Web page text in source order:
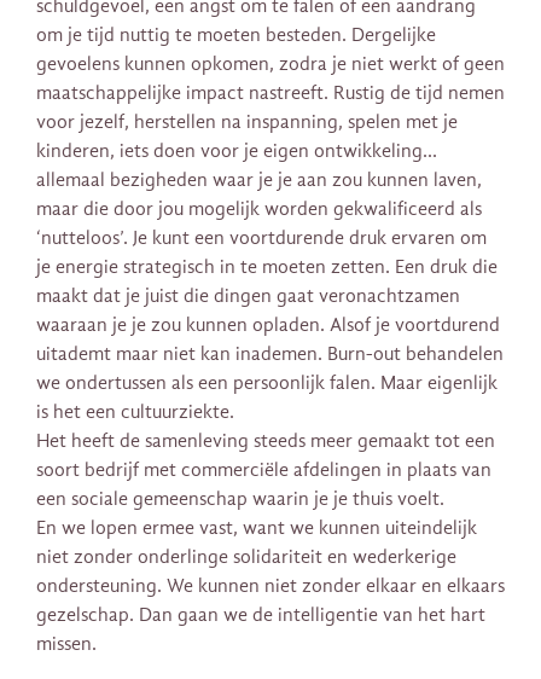
schuldgevoel, een angst om te falen of een aandrang
om je tijd nuttig te moeten besteden. Dergelijke
gevoelens kunnen opkomen, zodra je niet werkt of geen
maatschappelijke impact nastreeft. Rustig de tijd nemen
voor jezelf, herstellen na inspanning, spelen met je
kinderen, iets doen voor je eigen ontwikkeling…
allemaal bezigheden waar je je aan zou kunnen laven,
maar die door jou mogelijk worden gekwalificeerd als
‘nutteloos’. Je kunt een voortdurende druk ervaren om
je energie strategisch in te moeten zetten. Een druk die
maakt dat je juist die dingen gaat veronachtzamen
waaraan je je zou kunnen opladen. Alsof je voortdurend
uitademt maar niet kan inademen. Burn-out behandelen
we ondertussen als een persoonlijk falen. Maar eigenlijk
is het een cultuurziekte.
Het heeft de samenleving steeds meer gemaakt tot een
soort bedrijf met commerciële afdelingen in plaats van
een sociale gemeenschap waarin je je thuis voelt.
En we lopen ermee vast, want we kunnen uiteindelijk
niet zonder onderlinge solidariteit en wederkerige
ondersteuning. We kunnen niet zonder elkaar en elkaars
gezelschap. Dan gaan we de intelligentie van het hart
missen.